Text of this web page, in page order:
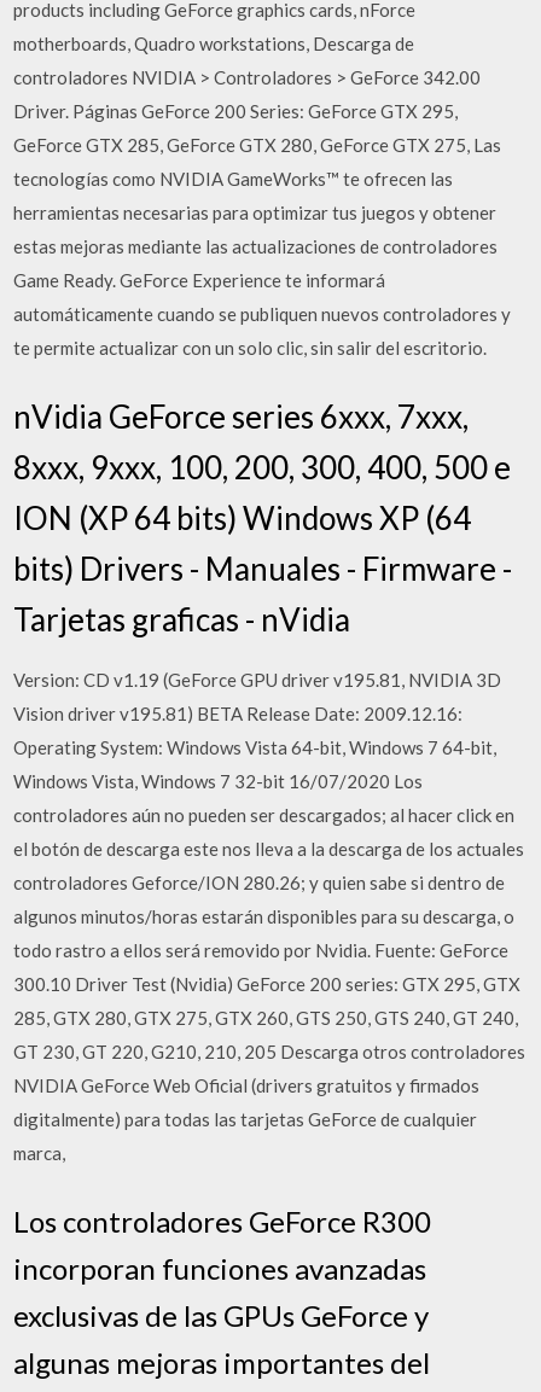
products including GeForce graphics cards, nForce
motherboards, Quadro workstations, Descarga de
controladores NVIDIA > Controladores > GeForce 342.00
Driver. Páginas GeForce 200 Series: GeForce GTX 295,
GeForce GTX 285, GeForce GTX 280, GeForce GTX 275, Las
tecnologías como NVIDIA GameWorks™ te ofrecen las
herramientas necesarias para optimizar tus juegos y obtener
estas mejoras mediante las actualizaciones de controladores
Game Ready. GeForce Experience te informará
automáticamente cuando se publiquen nuevos controladores y
te permite actualizar con un solo clic, sin salir del escritorio.
nVidia GeForce series 6xxx, 7xxx,
8xxx, 9xxx, 100, 200, 300, 400, 500 e
ION (XP 64 bits) Windows XP (64
bits) Drivers - Manuales - Firmware -
Tarjetas graficas - nVidia
Version: CD v1.19 (GeForce GPU driver v195.81, NVIDIA 3D
Vision driver v195.81) BETA Release Date: 2009.12.16:
Operating System: Windows Vista 64-bit, Windows 7 64-bit,
Windows Vista, Windows 7 32-bit 16/07/2020 Los
controladores aún no pueden ser descargados; al hacer click en
el botón de descarga este nos lleva a la descarga de los actuales
controladores Geforce/ION 280.26; y quien sabe si dentro de
algunos minutos/horas estarán disponibles para su descarga, o
todo rastro a ellos será removido por Nvidia. Fuente: GeForce
300.10 Driver Test (Nvidia) GeForce 200 series: GTX 295, GTX
285, GTX 280, GTX 275, GTX 260, GTS 250, GTS 240, GT 240,
GT 230, GT 220, G210, 210, 205 Descarga otros controladores
NVIDIA GeForce Web Oficial (drivers gratuitos y firmados
digitalmente) para todas las tarjetas GeForce de cualquier
marca,
Los controladores GeForce R300
incorporan funciones avanzadas
exclusivas de las GPUs GeForce y
algunas mejoras importantes del